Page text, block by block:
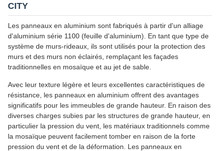
CITY
Les panneaux en aluminium sont fabriqués à partir d'un alliage
d'aluminium série 1100 (feuille d'aluminium). En tant que type de
système de murs-rideaux, ils sont utilisés pour la protection des
murs et des murs non éclairés, remplaçant les façades
traditionnelles en mosaïque et au jet de sable.
Avec leur texture légère et leurs excellentes caractéristiques de
résistance, les panneaux en aluminium offrent des avantages
significatifs pour les immeubles de grande hauteur. En raison des
diverses charges subies par les structures de grande hauteur, en
particulier la pression du vent, les matériaux traditionnels comme
la mosaïque peuvent facilement tomber en raison de la forte
pression du vent et de la déformation. Les panneaux en